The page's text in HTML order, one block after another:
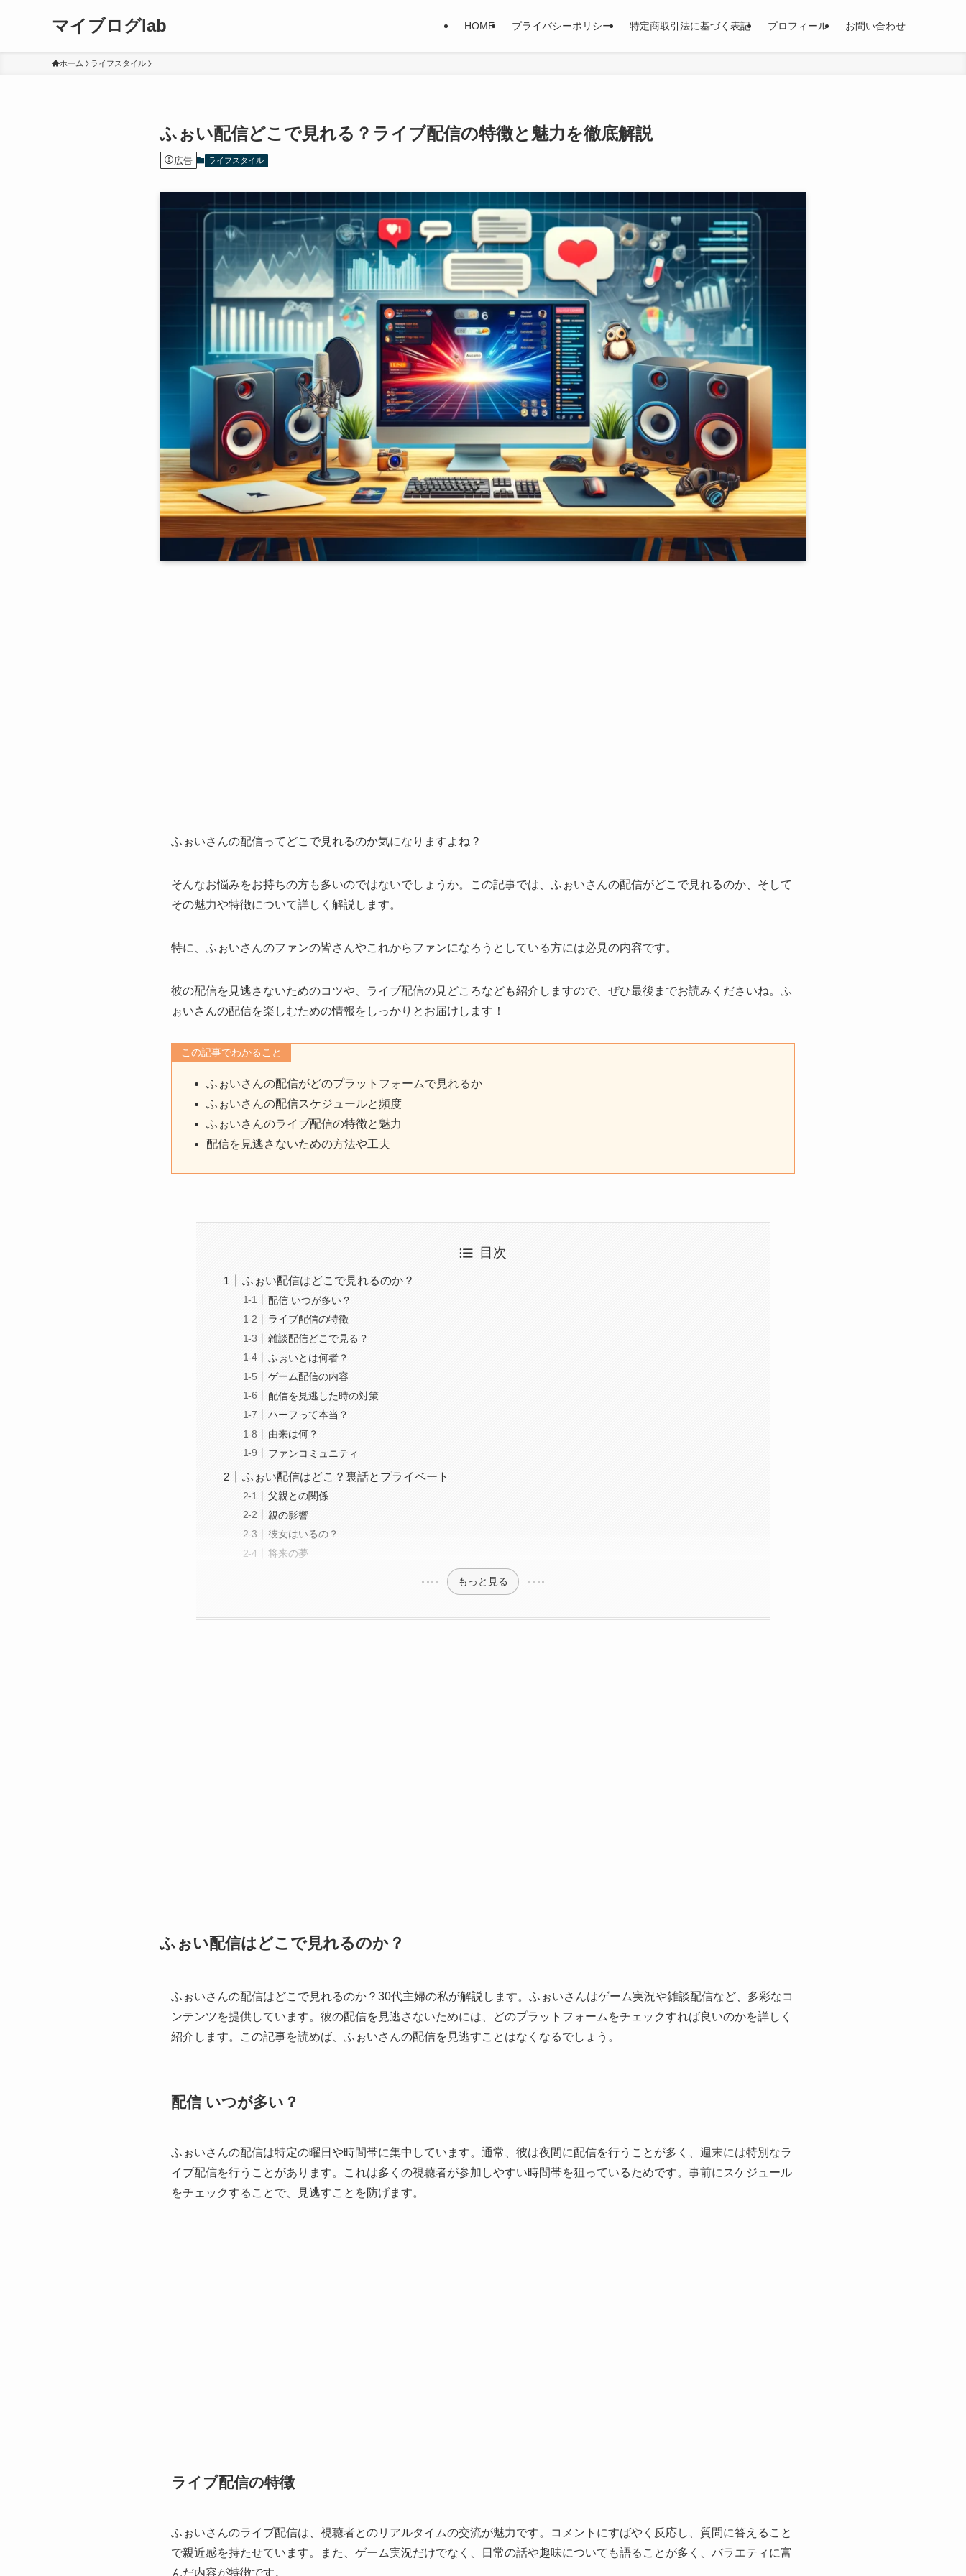
マイブログlab HOME プライバシーポリシー 特定商取引法に基づく表記 プロフィール お問い合わせ
ホーム ライフスタイル
ふぉい配信どこで見れる？ライブ配信の特徴と魅力を徹底解説
広告 ライフスタイル
ふぉいさんの配信ってどこで見れるのか気になりますよね？
そんなお悩みをお持ちの方も多いのではないでしょうか。この記事では、ふぉいさんの配信がどこで見れるのか、そして
その魅力や特徴について詳しく解説します。
特に、ふぉいさんのファンの皆さんやこれからファンになろうとしている方には必見の内容です。
彼の配信を見逃さないためのコツや、ライブ配信の見どころなども紹介しますので、ぜひ最後までお読みくださいね。ふ
ぉいさんの配信を楽しむための情報をしっかりとお届けします！
この記事でわかること
ふぉいさんの配信がどのプラットフォームで見れるか
ふぉいさんの配信スケジュールと頻度
ふぉいさんのライブ配信の特徴と魅力
配信を見逃さないための方法や工夫
目次
ふぉい配信はどこで見れるのか？
配信 いつが多い？
ライブ配信の特徴
雑談配信どこで見る？
ふぉいとは何者？
ゲーム配信の内容
配信を見逃した時の対策
ハーフって本当？
由来は何？
ファンコミュニティ
ふぉい配信はどこ？裏話とプライベート
父親との関係
親の影響
彼女はいるの？
将来の夢
もっと見る
ふぉい配信はどこで見れるのか？
ふぉいさんの配信はどこで見れるのか？30代主婦の私が解説します。ふぉいさんはゲーム実況や雑談配信など、多彩なコ
ンテンツを提供しています。彼の配信を見逃さないためには、どのプラットフォームをチェックすれば良いのかを詳しく
紹介します。この記事を読めば、ふぉいさんの配信を見逃すことはなくなるでしょう。
配信 いつが多い？
ふぉいさんの配信は特定の曜日や時間帯に集中しています。通常、彼は夜間に配信を行うことが多く、週末には特別なラ
イブ配信を行うことがあります。これは多くの視聴者が参加しやすい時間帯を狙っているためです。事前にスケジュール
をチェックすることで、見逃すことを防げます。
ライブ配信の特徴
ふぉいさんのライブ配信は、視聴者とのリアルタイムの交流が魅力です。コメントにすばやく反応し、質問に答えること
で親近感を持たせています。また、ゲーム実況だけでなく、日常の話や趣味についても語ることが多く、バラエティに富
んだ内容が特徴です。